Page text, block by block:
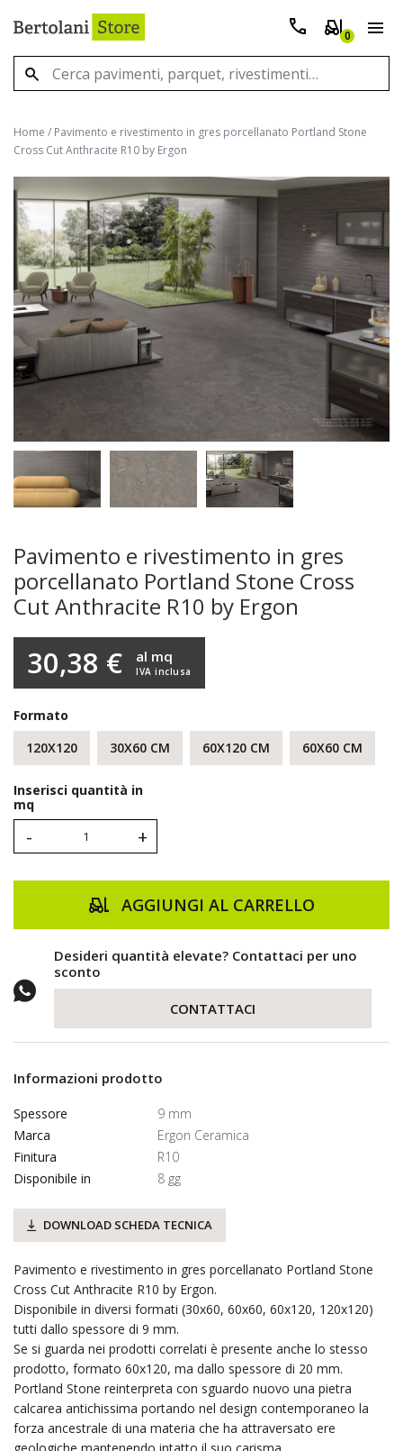
0
Home / Pavimento e rivestimento in gres porcellanato Portland Stone
Cross Cut Anthracite R10 by Ergon
Pavimento e rivestimento in gres
porcellanato Portland Stone Cross
Cut Anthracite R10 by Ergon
30,38 € IVA inclusa
al mq
Formato
120X120
30X60 CM 60X120 CM 60X60 CM
Inserisci quantità in
mq
- +
AGGIUNGI AL CARRELLO
Desideri quantità elevate? Contattaci per uno
sconto
CONTATTACI
Informazioni prodotto
Spessore
9 mm
Marca
Ergon Ceramica
Finitura
R10
Disponibile in
8 gg
DOWNLOAD SCHEDA TECNICA
Pavimento e rivestimento in gres porcellanato Portland Stone
Cross Cut Anthracite R10 by Ergon.
Disponibile in diversi formati (30x60, 60x60, 60x120, 120x120)
tutti dallo spessore di 9 mm.
Se si guarda nei prodotti correlati è presente anche lo stesso
prodotto, formato 60x120, ma dallo spessore di 20 mm.
Portland Stone reinterpreta con sguardo nuovo una pietra
calcarea antichissima portando nel design contemporaneo la
forza ancestrale di una materia che ha attraversato ere